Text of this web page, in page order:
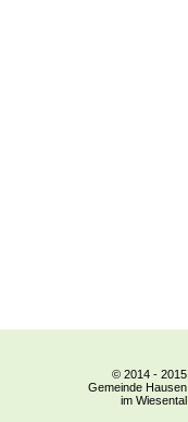
© 2014 - 2015
Gemeinde Hausen
im Wiesental